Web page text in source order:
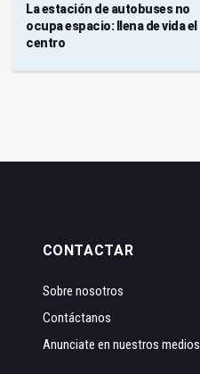
La estación de autobuses no
ocupa espacio: llena de vida el
centro
CONTACTAR
Sobre nosotros
Contáctanos
Anunciate en nuestros medios